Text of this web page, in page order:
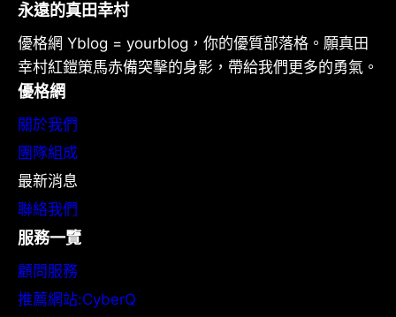
永遠的真田幸村
優格網 Yblog = yourblog，你的優質部落格。願真田
幸村紅鎧策馬赤備突擊的身影，帶給我們更多的勇氣。
優格網
關於我們
團隊組成
最新消息
聯絡我們
服務一覽
顧問服務
推薦網站:CyberQ